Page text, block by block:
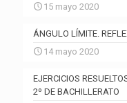
15 mayo 2020
ÁNGULO LÍMITE.
14 mayo 2020
EJERCICIOS
2º DE BACHILLERATO